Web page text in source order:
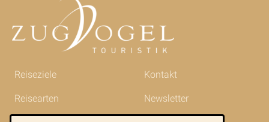
Reiseziele
Reisearten
Kontakt
Newsletter